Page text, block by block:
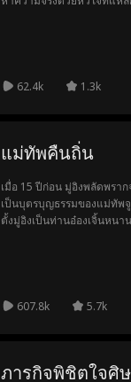
62.4k 1.3k
แม่ทัพคืนถิ่น
เมื่อ 15 ปีก่อน มู่อิงพลัดพรา
เป็นบุตรบุญธรรมของแม่ทัพ
ตั้งมู่อิงเป็นท่านอ๋องเจิ้นหนา
ออกจากเรือนด้วยกำลัง แ
จากของแทนใจที่เคยให้ไว้ ท
เมืองฉินกังเมื่อรู้ความจริง
เหลือแต่กลับถูกแม่เลี้ยงกับน้
607.8k 5.7k
ภารกิจพิชิตใจศิ